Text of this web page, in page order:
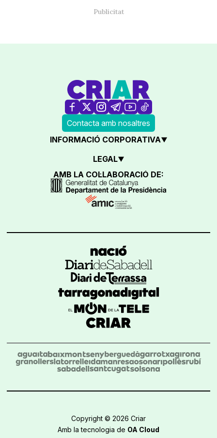
Contacta amb nosaltres
INFORMACIÓ CORPORATIVA
LEGAL
AMB LA COL·LABORACIÓ DE:
Copyright © 2026 Criar
Amb la tecnologia de OA Cloud